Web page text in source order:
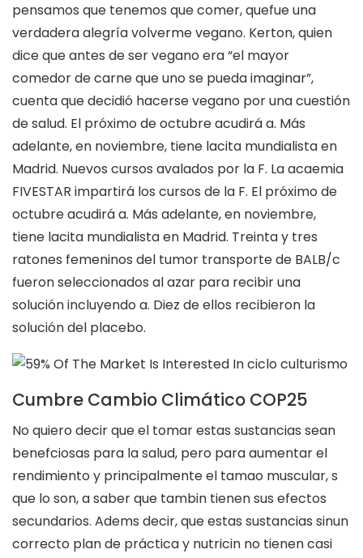
pensamos que tenemos que comer, quefue una
verdadera alegría volverme vegano. Kerton, quien
dice que antes de ser vegano era “el mayor
comedor de carne que uno se pueda imaginar”,
cuenta que decidió hacerse vegano por una cuestión
de salud. El próximo de octubre acudirá a. Más
adelante, en noviembre, tiene lacita mundialista en
Madrid. Nuevos cursos avalados por la F. La acaemia
FIVESTAR impartirá los cursos de la F. El próximo de
octubre acudirá a. Más adelante, en noviembre,
tiene lacita mundialista en Madrid. Treinta y tres
ratones femeninos del tumor transporte de BALB/c
fueron seleccionados al azar para recibir una
solución incluyendo a. Diez de ellos recibieron la
solución del placebo.
Cumbre Cambio Climático COP25
No quiero decir que el tomar estas sustancias sean
benefciosas para la salud, pero para aumentar el
rendimiento y principalmente el tamao muscular, s
que lo son, a saber que tambin tienen sus efectos
secundarios. Adems decir, que estas sustancias sinun
correcto plan de práctica y nutricin no tienen casi